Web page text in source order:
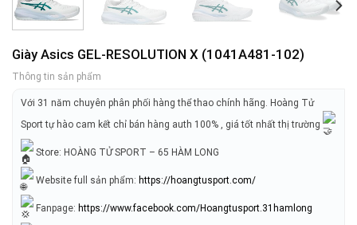
Giày Asics GEL-RESOLUTION X (1041A481-102)
Thông tin sản phẩm
Với 31 năm chuyên phân phối hàng thể thao chính hãng. Hoàng Tử
Sport tự hào cam kết chỉ bán hàng auth 100% , giá tốt nhất thị trường
Store: HOÀNG TỬ SPORT – 65 HÀM LONG
Website full sản phẩm: https://hoangtusport.com/
Fanpage: https://www.facebook.com/Hoangtusport.31hamlong